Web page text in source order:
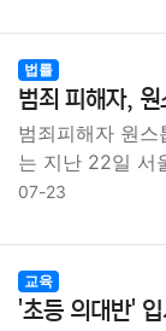
법률
범죄 피해자,
범죄피해자 원
는 지난 22일 서
07-23
교육
'초등 의대반'